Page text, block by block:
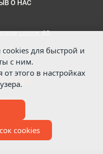
О НАС
шоссе, 60
выходных
93-88
cookies для быстрой и
с ним.
от этого в настройках
cookies